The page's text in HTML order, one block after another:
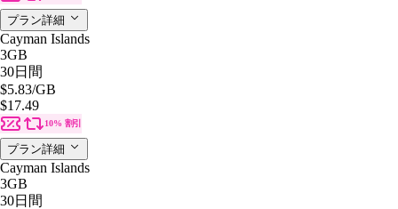
プラン詳細
Cayman Islands
3GB
30日間
$5.83/GB
$17.49
10% 割引
プラン詳細
Cayman Islands
3GB
30日間